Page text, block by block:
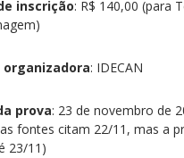
inscrição: R$ 140,00 (para
organizadora: IDECAN
prova: 23 de novembro de
fontes citam 22/11, mas a
23/11)